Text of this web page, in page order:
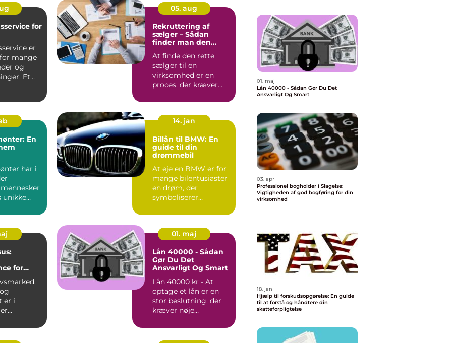
for
er
mange
og
Et
05. aug
Rekruttering af
sælger – Sådan
finder man den
At finde den rette
sælger til en
virksomhed er en
proces, der kræver
En
har i
unikke
14. jan
Billån til BMW: En
guide til din
drømmebil
At eje en BMW er for
mange bilentusiaster
en drøm, der
symboliserer
k&o...
for
er i
Exc...
01. maj
Lån 40000 - Sådan
Gør Du Det
Ansvarligt Og Smart
Lån 40000 kr - At
optage et lån er en
stor beslutning, der
kræver nøje
forståelse af ...
01. maj
Lån 40000 - Sådan Gør Du Det
Ansvarligt Og Smart
03. apr
Professionel bogholder i Slagelse:
Vigtigheden af god bogføring for din
virksomhed
18. jan
Hjælp til forskudsopgørelse: En guide
til at forstå og håndtere din
skatteforpligtelse